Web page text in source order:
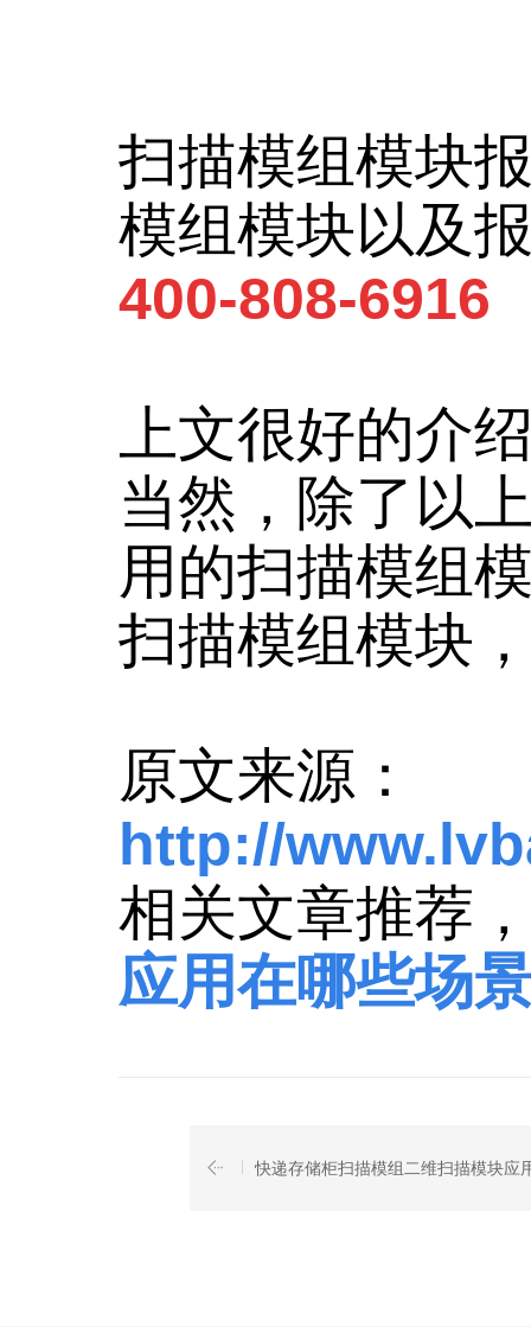
扫描模组模块
模组模块以及
400-808-6916
上文很好的介
当然，除了以
用的扫描模组
扫描模组模块
原文来源：
http://
相关文章推荐
应用在哪些场
快递存储柜扫描模组二维扫描模块应